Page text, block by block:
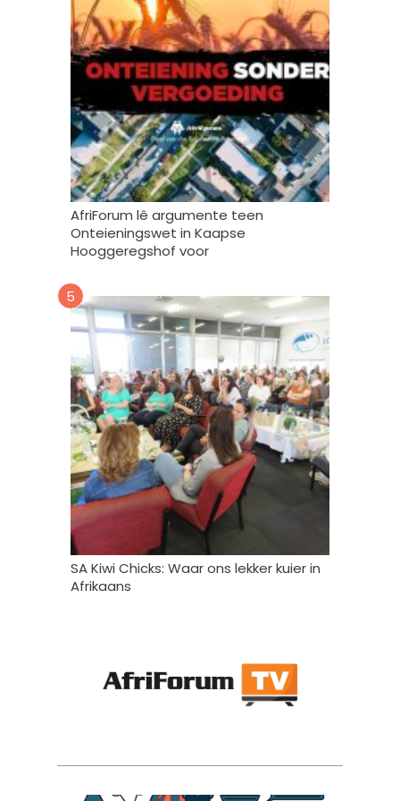
t
o
o
e
n
g
e
b
r
u
i
k
AfriForum lê argumente teen
Onteieningswet in Kaapse
Hooggeregshof voor
5
SA Kiwi Chicks: Waar ons lekker kuier in
Afrikaans